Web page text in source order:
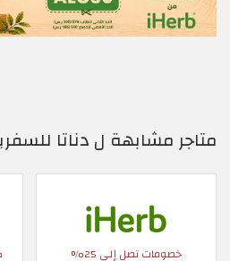
متاجر مشابهة ل دناتا
خصومات تصل إلى 25%